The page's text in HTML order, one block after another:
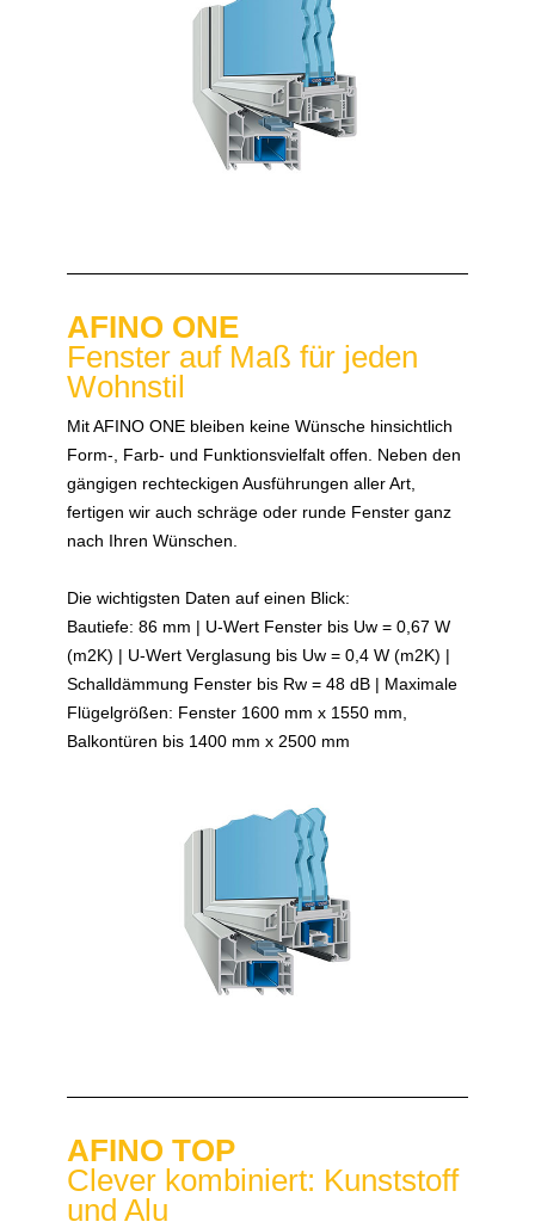
AFINO ONE
Fenster auf Maß für jeden
Wohnstil
Mit AFINO ONE bleiben keine Wünsche hinsichtlich
Form-, Farb- und Funktionsvielfalt offen. Neben den
gängigen rechteckigen Ausführungen aller Art,
fertigen wir auch schräge oder runde Fenster ganz
nach Ihren Wünschen.
Die wichtigsten Daten auf einen Blick:
Bautiefe: 86 mm | U-Wert Fenster bis Uw = 0,67 W
(m2K) | U-Wert Verglasung bis Uw = 0,4 W (m2K) |
Schalldämmung Fenster bis Rw = 48 dB | Maximale
Flügelgrößen: Fenster 1600 mm x 1550 mm,
Balkontüren bis 1400 mm x 2500 mm
AFINO TOP
Clever kombiniert: Kunststoff
und Alu